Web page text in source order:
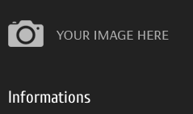
Informations